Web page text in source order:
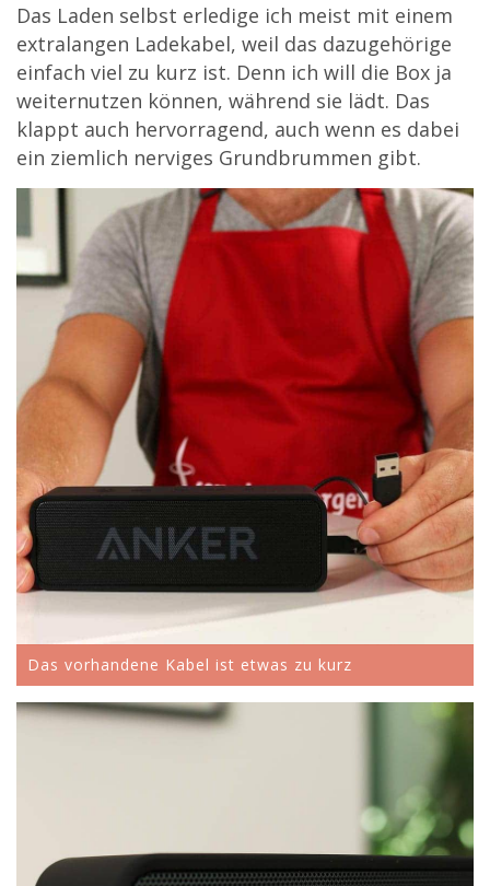
Das Laden selbst erledige ich meist mit einem
extralangen Ladekabel, weil das dazugehörige
einfach viel zu kurz ist. Denn ich will die Box ja
weiternutzen können, während sie lädt. Das
klappt auch hervorragend, auch wenn es dabei
ein ziemlich nerviges Grundbrummen gibt.
Das vorhandene Kabel ist etwas zu kurz